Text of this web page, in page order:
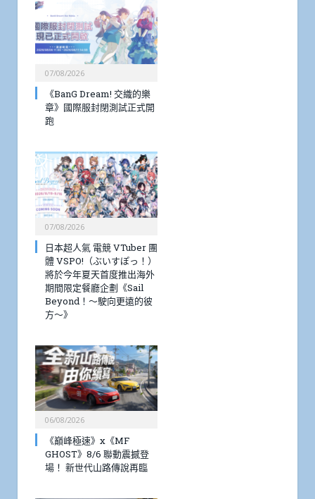
07/08/2026
《BanG Dream! 交織的樂
章》國際服封閉測試正式開
跑
07/08/2026
日本超人氣 電競 VTuber 團
體 VSPO!（ぶいすぽっ！）
將於今年夏天首度推出海外
期間限定餐廳企劃《Sail
Beyond！～駛向更遠的彼
方～》
06/08/2026
《巔峰極速》x《MF
GHOST》8/6 聯動震撼登
場！ 新世代山路傳說再臨